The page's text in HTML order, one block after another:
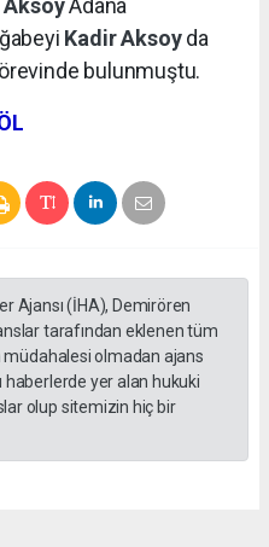
AksoyAdana
Kadir Aksoyda
bulunmuştu.
Ajansı (İHA), Demirören
tarafından eklenen tüm
olmadan ajans
haberlerde yer alan hukuki
olup sitemizin hiç bir